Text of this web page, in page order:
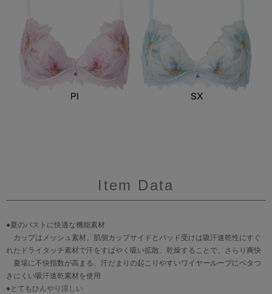
Item Data
●夏のバストに快適な機能素材
カップはメッシュ素材。肌側カップサイドとパッド受けは吸汗速乾性にすぐ
れたドライタッチ素材で汗をすばやく吸い拡散、乾燥することで、さらり爽快
夏場に不快指数が高まる、汗だまりの起こりやすいワイヤーループにベタつ
きにくい吸汗速乾素材を使用
●とてもひんやり涼しい